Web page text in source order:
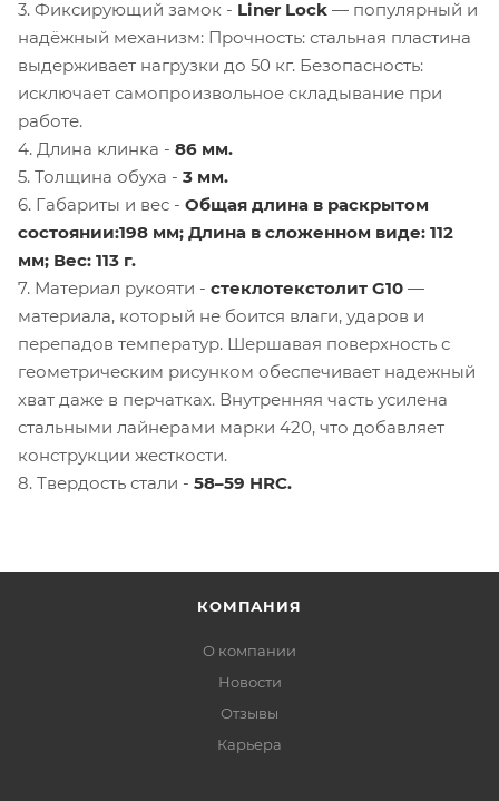
3. Фиксирующий замок - Liner Lock — популярный и
надёжный механизм: Прочность: стальная пластина
выдерживает нагрузки до 50 кг. Безопасность:
исключает самопроизвольное складывание при
работе.
4. Длина клинка - 86 мм.
5. Толщина обуха - 3 мм.
6. Габариты и вес - Общая длина в раскрытом
состоянии:198 мм; Длина в сложенном виде: 112
мм; Вес: 113 г.
7. Материал рукояти - стеклотекстолит G10 —
материала, который не боится влаги, ударов и
перепадов температур. Шершавая поверхность с
геометрическим рисунком обеспечивает надежный
хват даже в перчатках. Внутренняя часть усилена
стальными лайнерами марки 420, что добавляет
конструкции жесткости.
8. Твердость стали - 58–59 HRC.
КОМПАНИЯ
О компании
Новости
Отзывы
Карьера